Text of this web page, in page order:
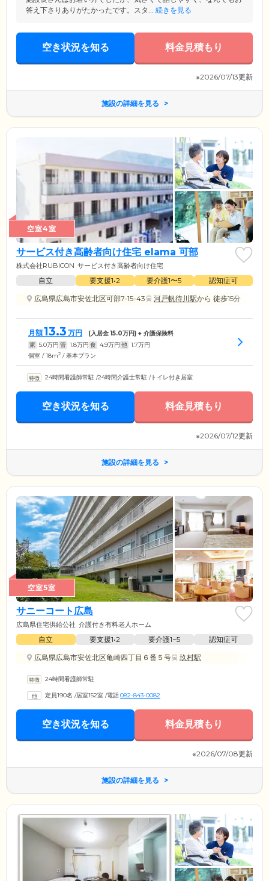
答え下さりありがたかったです。スタ... 続きを見る
空き状況を知る 料金見積もり
※2026/07/13更新
施設の詳細を見る
空室4室
サービス付き高齢者向け住宅 elama 可部
株式会社RUBICON サービス付き高齢者向け住宅
自立 要支援1•2 要介護1〜5
認知症可
広島県広島市安佐北区可部7-15-43
河戸帆待川駅から 徒歩15分
月額13.3 万円 (入居金15.0万円) + 介護保険料
家 5.0万円 管 1.8万円 食 4.9万円 他 1.7万円
個室 / 18m2 / 基本プラン
24時間看護師常駐 /24時間介護士常駐 /トイレ付き居室
空き状況を知る 料金見積もり
※2026/07/12更新
施設の詳細を見る
空室5室
サニーコート広島
広島県住宅供給公社 介護付き有料老人ホーム
自立 要支援1•2 要介護1~5
認知症可
広島県広島市安佐北区亀崎四丁目６番５号
玖村駅
24時間看護師常駐
定員190名 /居室152室 /電話082-843-0082
空き状況を知る 料金見積もり
※2026/07/08更新
施設の詳細を見る